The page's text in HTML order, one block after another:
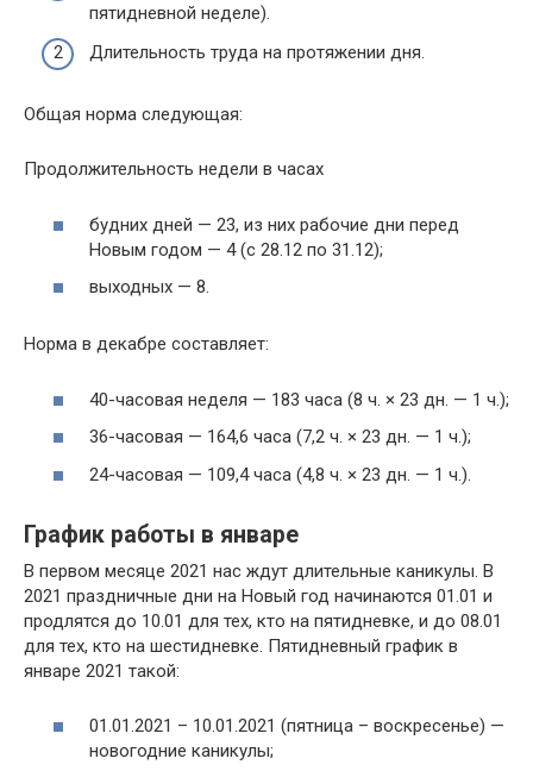
пятидневной неделе).
Длительность труда на протяжении дня.
Общая норма следующая:
Продолжительность недели в часах
будних дней — 23, из них рабочие дни перед
Новым годом — 4 (с 28.12 по 31.12);
выходных — 8.
Норма в декабре составляет:
40-часовая неделя — 183 часа (8 ч. × 23 дн. — 1 ч.);
36-часовая — 164,6 часа (7,2 ч. × 23 дн. — 1 ч.);
24-часовая — 109,4 часа (4,8 ч. × 23 дн. — 1 ч.).
График работы в январе
В первом месяце 2021 нас ждут длительные каникулы. В
2021 праздничные дни на Новый год начинаются 01.01 и
продлятся до 10.01 для тех, кто на пятидневке, и до 08.01
для тех, кто на шестидневке. Пятидневный график в
январе 2021 такой:
01.01.2021 – 10.01.2021 (пятница – воскресенье) —
новогодние каникулы;